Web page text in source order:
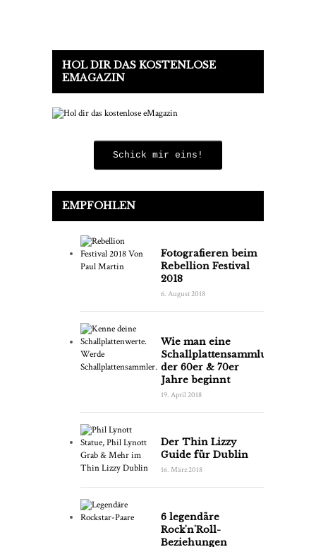
HOL DIR DAS KOSTENLOSE
EMAGAZIN
Schick mir eins!
EMPFOHLEN
Fotografieren beim
Rebellion Festival
2018
6. August 2018
Wie man eine
Schallplattensammlung
der 60er & 70er
Jahre beginnt
19. April 2018
Der Thin Lizzy
Guide für Dublin
16. März 2018
6 legendäre
Rock'n'Roll-
Beziehungen